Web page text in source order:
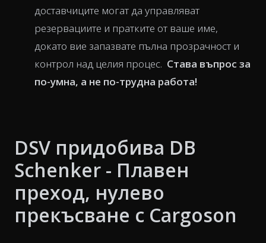
доставчиците могат да управляват
резервациите и пратките от ваше име,
докато вие запазвате пълна прозрачност и
контрол над целия процес. Става въпрос за
по-умна, а не по-трудна работа!
DSV придобива DB
Schenker - Плавен
преход, нулево
прекъсване с Cargoson